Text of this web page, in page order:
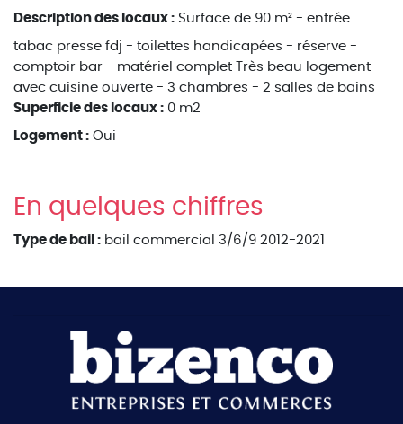
Description des locaux : Surface de 90 m² - entrée
tabac presse fdj - toilettes handicapées - réserve -
comptoir bar - matériel complet Très beau logement
avec cuisine ouverte - 3 chambres - 2 salles de bains
Superficie des locaux : 0 m2
Logement : Oui
En quelques chiffres
Type de bail : bail commercial 3/6/9 2012-2021